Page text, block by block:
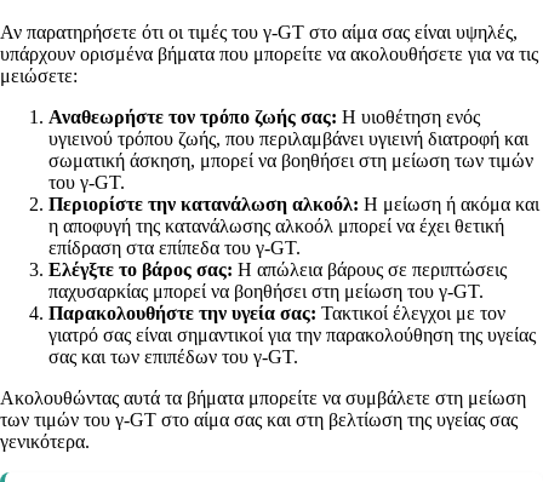
Αν παρατηρήσετε ότι οι τιμές του γ-GT στο αίμα σας είναι υψηλές,
υπάρχουν ορισμένα βήματα που μπορείτε να ακολουθήσετε για να τις
μειώσετε:
Αναθεωρήστε τον τρόπο ζωής σας: Η υιοθέτηση ενός
υγιεινού τρόπου ζωής, που περιλαμβάνει υγιεινή διατροφή και
σωματική άσκηση, μπορεί να βοηθήσει στη μείωση των τιμών
του γ-GT.
Περιορίστε την κατανάλωση αλκοόλ: Η μείωση ή ακόμα και
η αποφυγή της κατανάλωσης αλκοόλ μπορεί να έχει θετική
επίδραση στα επίπεδα του γ-GT.
Ελέγξτε το βάρος σας: Η απώλεια βάρους σε περιπτώσεις
παχυσαρκίας μπορεί να βοηθήσει στη μείωση του γ-GT.
Παρακολουθήστε την υγεία σας: Τακτικοί έλεγχοι με τον
γιατρό σας είναι σημαντικοί για την παρακολούθηση της υγείας
σας και των επιπέδων του γ-GT.
Ακολουθώντας αυτά τα βήματα μπορείτε να συμβάλετε στη μείωση
των τιμών του γ-GT στο αίμα σας και στη βελτίωση της υγείας σας
γενικότερα.